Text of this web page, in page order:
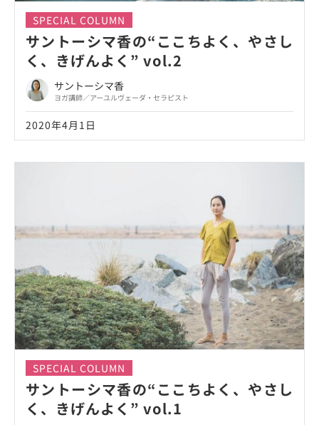
SPECIAL COLUMN
サントーシマ香の“ここちよく、やさし
く、きげんよく” vol.2
サントーシマ香
ヨガ講師／アーユルヴェーダ・セラピスト
2020年4月1日
SPECIAL COLUMN
サントーシマ香の“ここちよく、やさし
く、きげんよく” vol.1